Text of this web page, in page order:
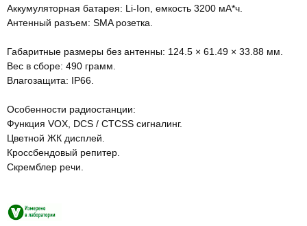
Аккумуляторная батарея: Li-Ion, емкость 3200 мА*ч.
Антенный разъем: SMA розетка.
Габаритные размеры без антенны: 124.5 × 61.49 × 33.88 мм.
Вес в сборе: 490 грамм.
Влагозащита: IP66.
Особенности радиостанции:
Функция VOX, DCS / CTCSS сигналинг.
Цветной ЖК дисплей.
Кроссбендовый репитер.
Скремблер речи.